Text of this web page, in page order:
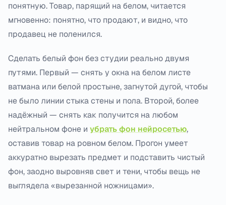
понятную. Товар, парящий на белом, читается
мгновенно: понятно, что продают, и видно, что
продавец не поленился.
Сделать белый фон без студии реально двумя
путями. Первый — снять у окна на белом листе
ватмана или белой простыне, загнутой дугой, чтобы
не было линии стыка стены и пола. Второй, более
надёжный — снять как получится на любом
нейтральном фоне и убрать фон нейросетью,
оставив товар на ровном белом. Прогон умеет
аккуратно вырезать предмет и подставить чистый
фон, заодно выровняв свет и тени, чтобы вещь не
выглядела «вырезанной ножницами».